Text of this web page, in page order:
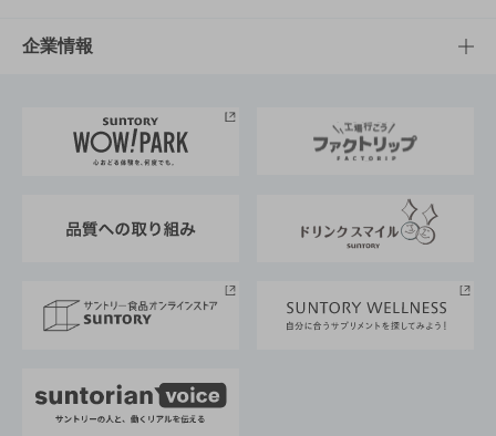
栄養成分一覧
工場見学
地域情報
サントリーホール
サントリーサンバーズ大阪
サステナビリティTOP
サントリーが考えるサステナビリティ経営
企業情報
企業概要
採用情報